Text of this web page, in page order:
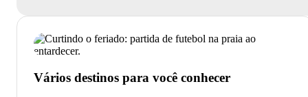
Vários destinos para você conhecer